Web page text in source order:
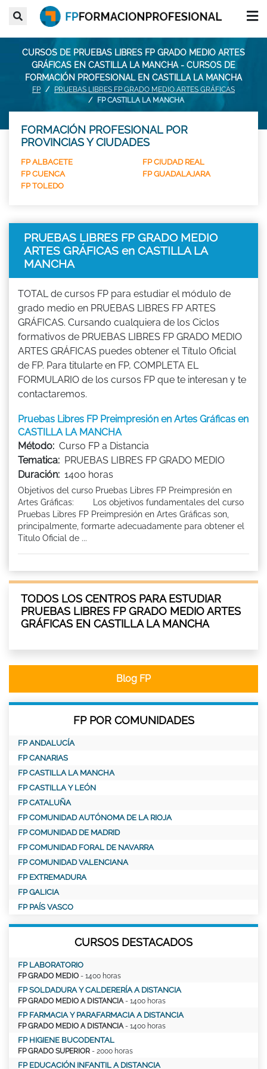
CURSOS DE PRUEBAS LIBRES FP GRADO MEDIO ARTES
GRÁFICAS EN CASTILLA LA MANCHA - CURSOS DE
FORMACIÓN PROFESIONAL EN CASTILLA LA MANCHA
FP
PRUEBAS LIBRES FP GRADO MEDIO ARTES GRÁFICAS
FP CASTILLA LA MANCHA
FORMACIÓN PROFESIONAL POR
PROVINCIAS Y CIUDADES
FP ALBACETE
FP CIUDAD REAL
FP CUENCA
FP GUADALAJARA
FP TOLEDO
PRUEBAS LIBRES FP GRADO MEDIO
ARTES GRÁFICAS en CASTILLA LA
MANCHA
TOTAL de cursos FP para estudiar el módulo de
grado medio en PRUEBAS LIBRES FP ARTES
GRÁFICAS. Cursando cualquiera de los Ciclos
formativos de PRUEBAS LIBRES FP GRADO MEDIO
ARTES GRÁFICAS puedes obtener el Título Oficial
de FP. Para titularte en FP, COMPLETA EL
FORMULARIO de los cursos FP que te interesan y te
contactaremos.
Pruebas Libres FP Preimpresión en Artes Gráficas en
CASTILLA LA MANCHA
Método: Curso FP a Distancia
Tematica: PRUEBAS LIBRES FP GRADO MEDIO
Duración: 1400 horas
Objetivos del curso Pruebas Libres FP Preimpresión en
Artes Gráficas: Los objetivos fundamentales del curso
Pruebas Libres FP Preimpresión en Artes Gráficas son,
principalmente, formarte adecuadamente para obtener el
Titulo Oficial de ...
TODOS LOS CENTROS PARA ESTUDIAR
PRUEBAS LIBRES FP GRADO MEDIO ARTES
GRÁFICAS EN CASTILLA LA MANCHA
Blog FP
FP POR COMUNIDADES
FP ANDALUCÍA
FP CANARIAS
FP CASTILLA LA MANCHA
FP CASTILLA Y LEÓN
FP CATALUÑA
FP COMUNIDAD AUTÓNOMA DE LA RIOJA
FP COMUNIDAD DE MADRID
FP COMUNIDAD FORAL DE NAVARRA
FP COMUNIDAD VALENCIANA
FP EXTREMADURA
FP GALICIA
FP PAÍS VASCO
CURSOS DESTACADOS
FP LABORATORIO
FP GRADO MEDIO - 1400 horas
FP SOLDADURA Y CALDERERÍA A DISTANCIA
FP GRADO MEDIO A DISTANCIA - 1400 horas
FP FARMACIA Y PARAFARMACIA A DISTANCIA
FP GRADO MEDIO A DISTANCIA - 1400 horas
FP HIGIENE BUCODENTAL
FP GRADO SUPERIOR - 2000 horas
FP EDUCACIÓN INFANTIL A DISTANCIA